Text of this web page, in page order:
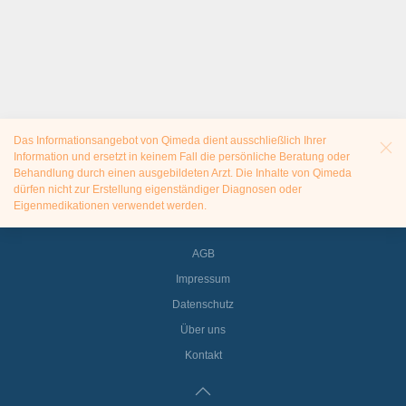
Das Informationsangebot von Qimeda dient ausschließlich Ihrer
Information und ersetzt in keinem Fall die persönliche Beratung oder
Behandlung durch einen ausgebildeten Arzt. Die Inhalte von Qimeda
dürfen nicht zur Erstellung eigenständiger Diagnosen oder
Eigenmedikationen verwendet werden.
AGB
Impressum
Datenschutz
Über uns
Kontakt